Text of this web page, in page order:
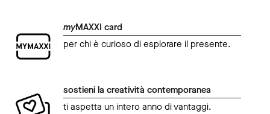
myMAXXI card
per chi è curioso di esplorare il presente.
sostieni la creatività contemporanea
ti aspetta un intero anno di vantaggi.